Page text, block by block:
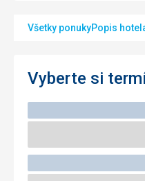
Všetky ponukyPopis
Vyberte si